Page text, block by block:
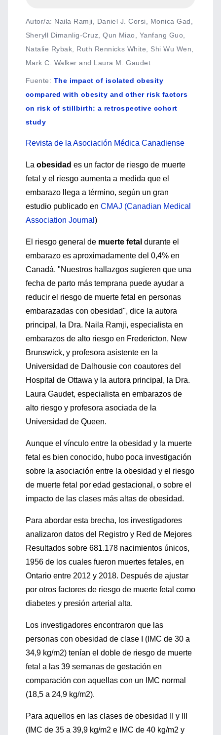
Autor/a: Naila Ramji, Daniel J. Corsi, Monica Gad,
Sheryll Dimanlig-Cruz, Qun Miao, Yanfang Guo,
Natalie Rybak, Ruth Rennicks White, Shi Wu Wen,
Mark C. Walker and Laura M. Gaudet
Fuente: The impact of isolated obesity
compared with obesity and other risk factors
on risk of stillbirth: a retrospective cohort
study
Revista de la Asociación Médica Canadiense
La obesidad es un factor de riesgo de muerte
fetal y el riesgo aumenta a medida que el
embarazo llega a término, según un gran
estudio publicado en CMAJ (Canadian Medical
Association Journal )
El riesgo general de muerte fetal durante el
embarazo es aproximadamente del 0,4% en
Canadá. "Nuestros hallazgos sugieren que una
fecha de parto más temprana puede ayudar a
reducir el riesgo de muerte fetal en personas
embarazadas con obesidad", dice la autora
principal, la Dra. Naila Ramji, especialista en
embarazos de alto riesgo en Fredericton, New
Brunswick, y profesora asistente en la
Universidad de Dalhousie con coautores del
Hospital de Ottawa y la autora principal, la Dra.
Laura Gaudet, especialista en embarazos de
alto riesgo y profesora asociada de la
Universidad de Queen.
Aunque el vínculo entre la obesidad y la muerte
fetal es bien conocido, hubo poca investigación
sobre la asociación entre la obesidad y el riesgo
de muerte fetal por edad gestacional, o sobre el
impacto de las clases más altas de obesidad.
Para abordar esta brecha, los investigadores
analizaron datos del Registro y Red de Mejores
Resultados sobre 681.178 nacimientos únicos,
1956 de los cuales fueron muertes fetales, en
Ontario entre 2012 y 2018. Después de ajustar
por otros factores de riesgo de muerte fetal como
diabetes y presión arterial alta.
Los investigadores encontraron que las
personas con obesidad de clase I (IMC de 30 a
34,9 kg/m2) tenían el doble de riesgo de muerte
fetal a las 39 semanas de gestación en
comparación con aquellas con un IMC normal
(18,5 a 24,9 kg/m2).
Para aquellos en las clases de obesidad II y III
(IMC de 35 a 39,9 kg/m2 e IMC de 40 kg/m2 y